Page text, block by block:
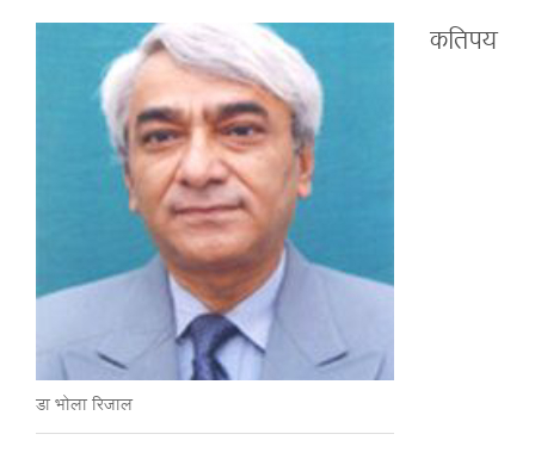
डा भोला रिजाल
कतिपय